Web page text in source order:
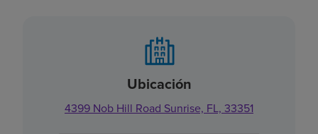
Ubicación
4399 Nob Hill Road Sunrise, FL, 33351